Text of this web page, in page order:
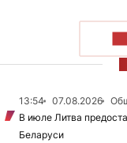
13:54 07.08.2026
В июле Литва
Беларуси